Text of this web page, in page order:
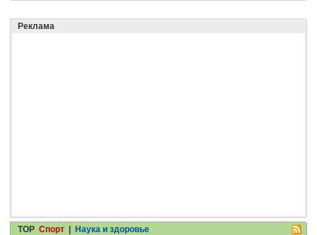
Реклама
TOP Спорт | Наука и здоровье